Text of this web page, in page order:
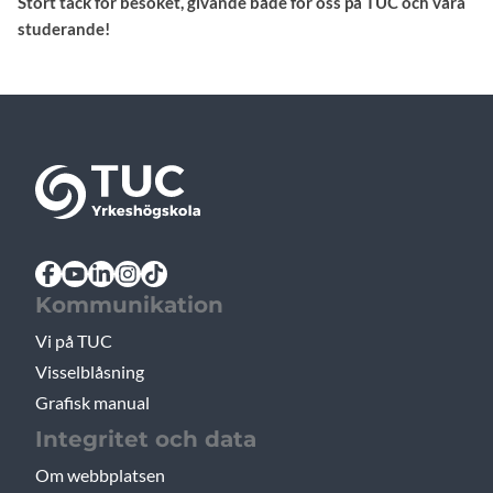
studerande!
Kommunikation
Vi på TUC
Visselblåsning
Grafisk manual
Integritet och data
Om webbplatsen